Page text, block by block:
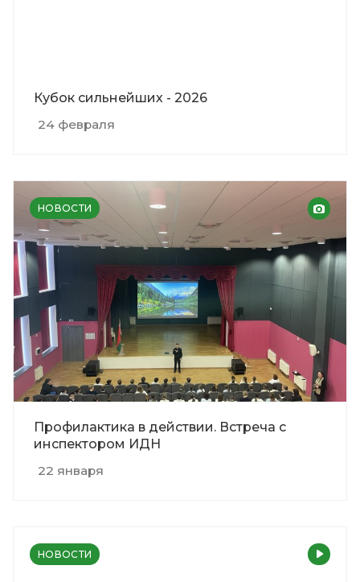
24 февраля
Кубок сильнейших - 2026
22 января
НОВОСТИ
Профилактика в действии. Встреча с
инспектором ИДН
НОВОСТИ